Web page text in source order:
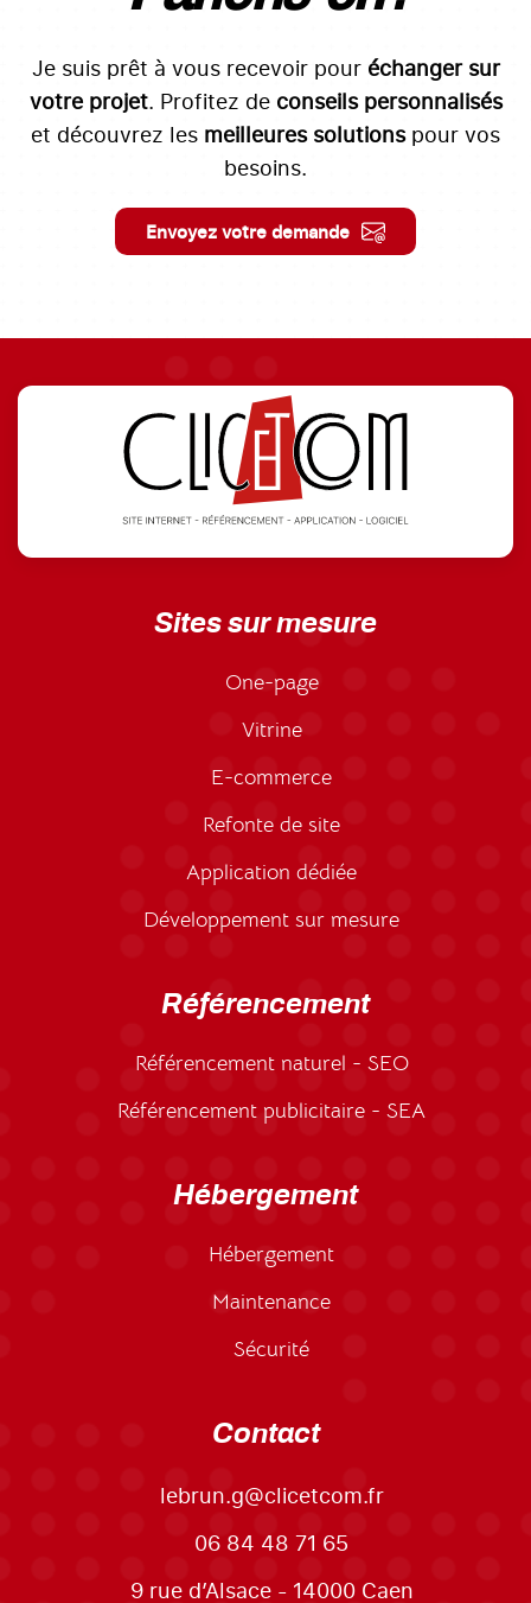
Je suis prêt à vous recevoir pour échanger sur
votre projet. Profitez de conseils personnalisés
et découvrez les meilleures solutionspour vos
besoins.
Envoyez votre demande
Sites sur mesure
One-page
Vitrine
E-commerce
Refonte de site
Application dédiée
Développement sur mesure
Référencement
Référencement naturel - SEO
Référencement publicitaire - SEA
Hébergement
Hébergement
Maintenance
Sécurité
Contact
lebrun.g@clicetcom.fr
06 84 48 71 65
9 rue d’Alsace - 14000 Caen